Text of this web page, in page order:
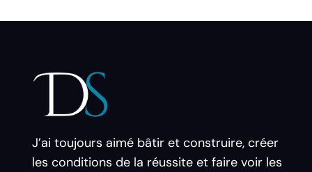
J’ai toujours aimé bâtir et construire, créer
les conditions de la réussite et faire voir les